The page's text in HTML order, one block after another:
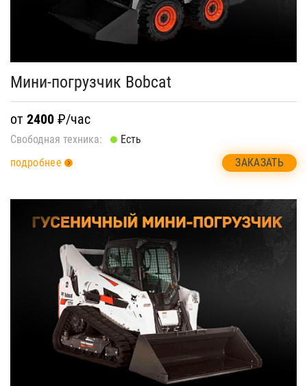
Мини-погрузчик Bobcat
от 2400 ₽/час
Свободная техника:
Есть
подробнее
ЗАКАЗАТЬ